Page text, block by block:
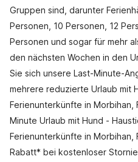
Gruppen sind, darunter
Personen, 10 Personen, 12
Personen und sogar für mehr
den nächsten Wochen in den
Sie sich unsere Last-Minute-
mehrere reduzierte Urlaub mit
Ferienunterkünfte in Morbihan,
Minute Urlaub mit Hund -
Ferienunterkünfte in Morbihan,
Rabatt* bei kostenloser